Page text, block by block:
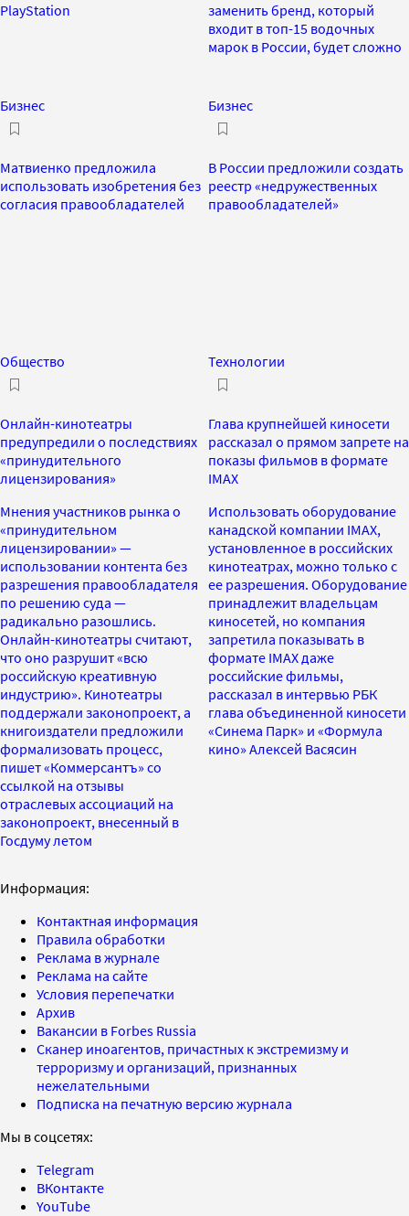
PlayStation
заменить бренд, который
входит в топ-15 водочных
марок в России, будет сложно
Бизнес
Матвиенко предложила
использовать изобретения без
согласия правообладателей
Бизнес
В России предложили создать
реестр «недружественных
правообладателей»
Общество
Онлайн-кинотеатры
предупредили о последствиях
«принудительного
лицензирования»
Мнения участников рынка о
«принудительном
лицензировании» —
использовании контента без
разрешения правообладателя
по решению суда —
радикально разошлись.
Онлайн-кинотеатры считают,
что оно разрушит «всю
российскую креативную
индустрию». Кинотеатры
поддержали законопроект, а
книгоиздатели предложили
формализовать процесс,
пишет «Коммерсантъ» со
ссылкой на отзывы
отраслевых ассоциаций на
законопроект, внесенный в
Госдуму летом
Технологии
Глава крупнейшей киносети
рассказал о прямом запрете на
показы фильмов в формате
IMAX
Использовать оборудование
канадской компании IMAX,
установленное в российских
кинотеатрах, можно только с
ее разрешения. Оборудование
принадлежит владельцам
киносетей, но компания
запретила показывать в
формате IMAX даже
российские фильмы,
рассказал в интервью РБК
глава объединенной киносети
«Синема Парк» и «Формула
кино» Алексей Васясин
Информация:
Контактная информация
Правила обработки
Реклама в журнале
Реклама на сайте
Условия перепечатки
Архив
Вакансии в Forbes Russia
Сканер иноагентов, причастных к экстремизму и
терроризму и организаций, признанных
нежелательными
Подписка на печатную версию журнала
Мы в соцсетях:
Telegram
ВКонтакте
YouTube